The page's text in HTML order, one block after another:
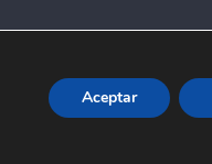
Aceptar